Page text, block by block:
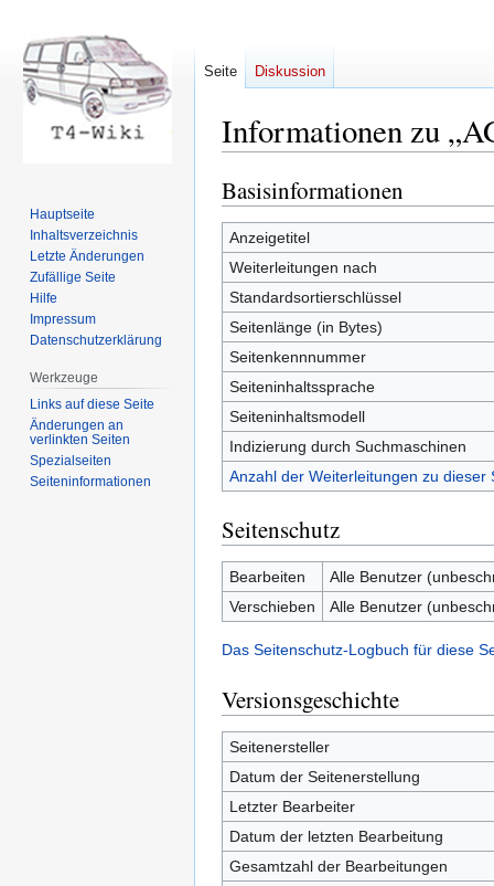
Informationen zu
Zur
Navigation
springen
Zur
Suche
springen
Basisinformationen
Anzeigetitel
Weiterleitungen nach
Standardsortierschlüssel
Seitenlänge (in Bytes)
Seitenkennnummer
Seiteninhaltssprache
Seiteninhaltsmodell
Indizierung durch Suchmaschinen
Anzahl der Weiterleitungen zu dieser
Seitenschutz
Bearbeiten
Alle Benutzer
Verschieben
Alle Benutzer
Das Seitenschutz-Logbuch für diese
Versionsgeschichte
Seitenersteller
Datum der Seitenerstellung
Letzter Bearbeiter
Datum der letzten Bearbeitung
Gesamtzahl der Bearbeitungen
Seite Diskussion
Hauptseite
Inhaltsverzeichnis
Letzte Änderungen
Zufällige Seite
Hilfe
Impressum
Datenschutzerklärung
Werkzeuge
Links auf diese Seite
Änderungen an
verlinkten Seiten
Spezialseiten
Seiten­informationen